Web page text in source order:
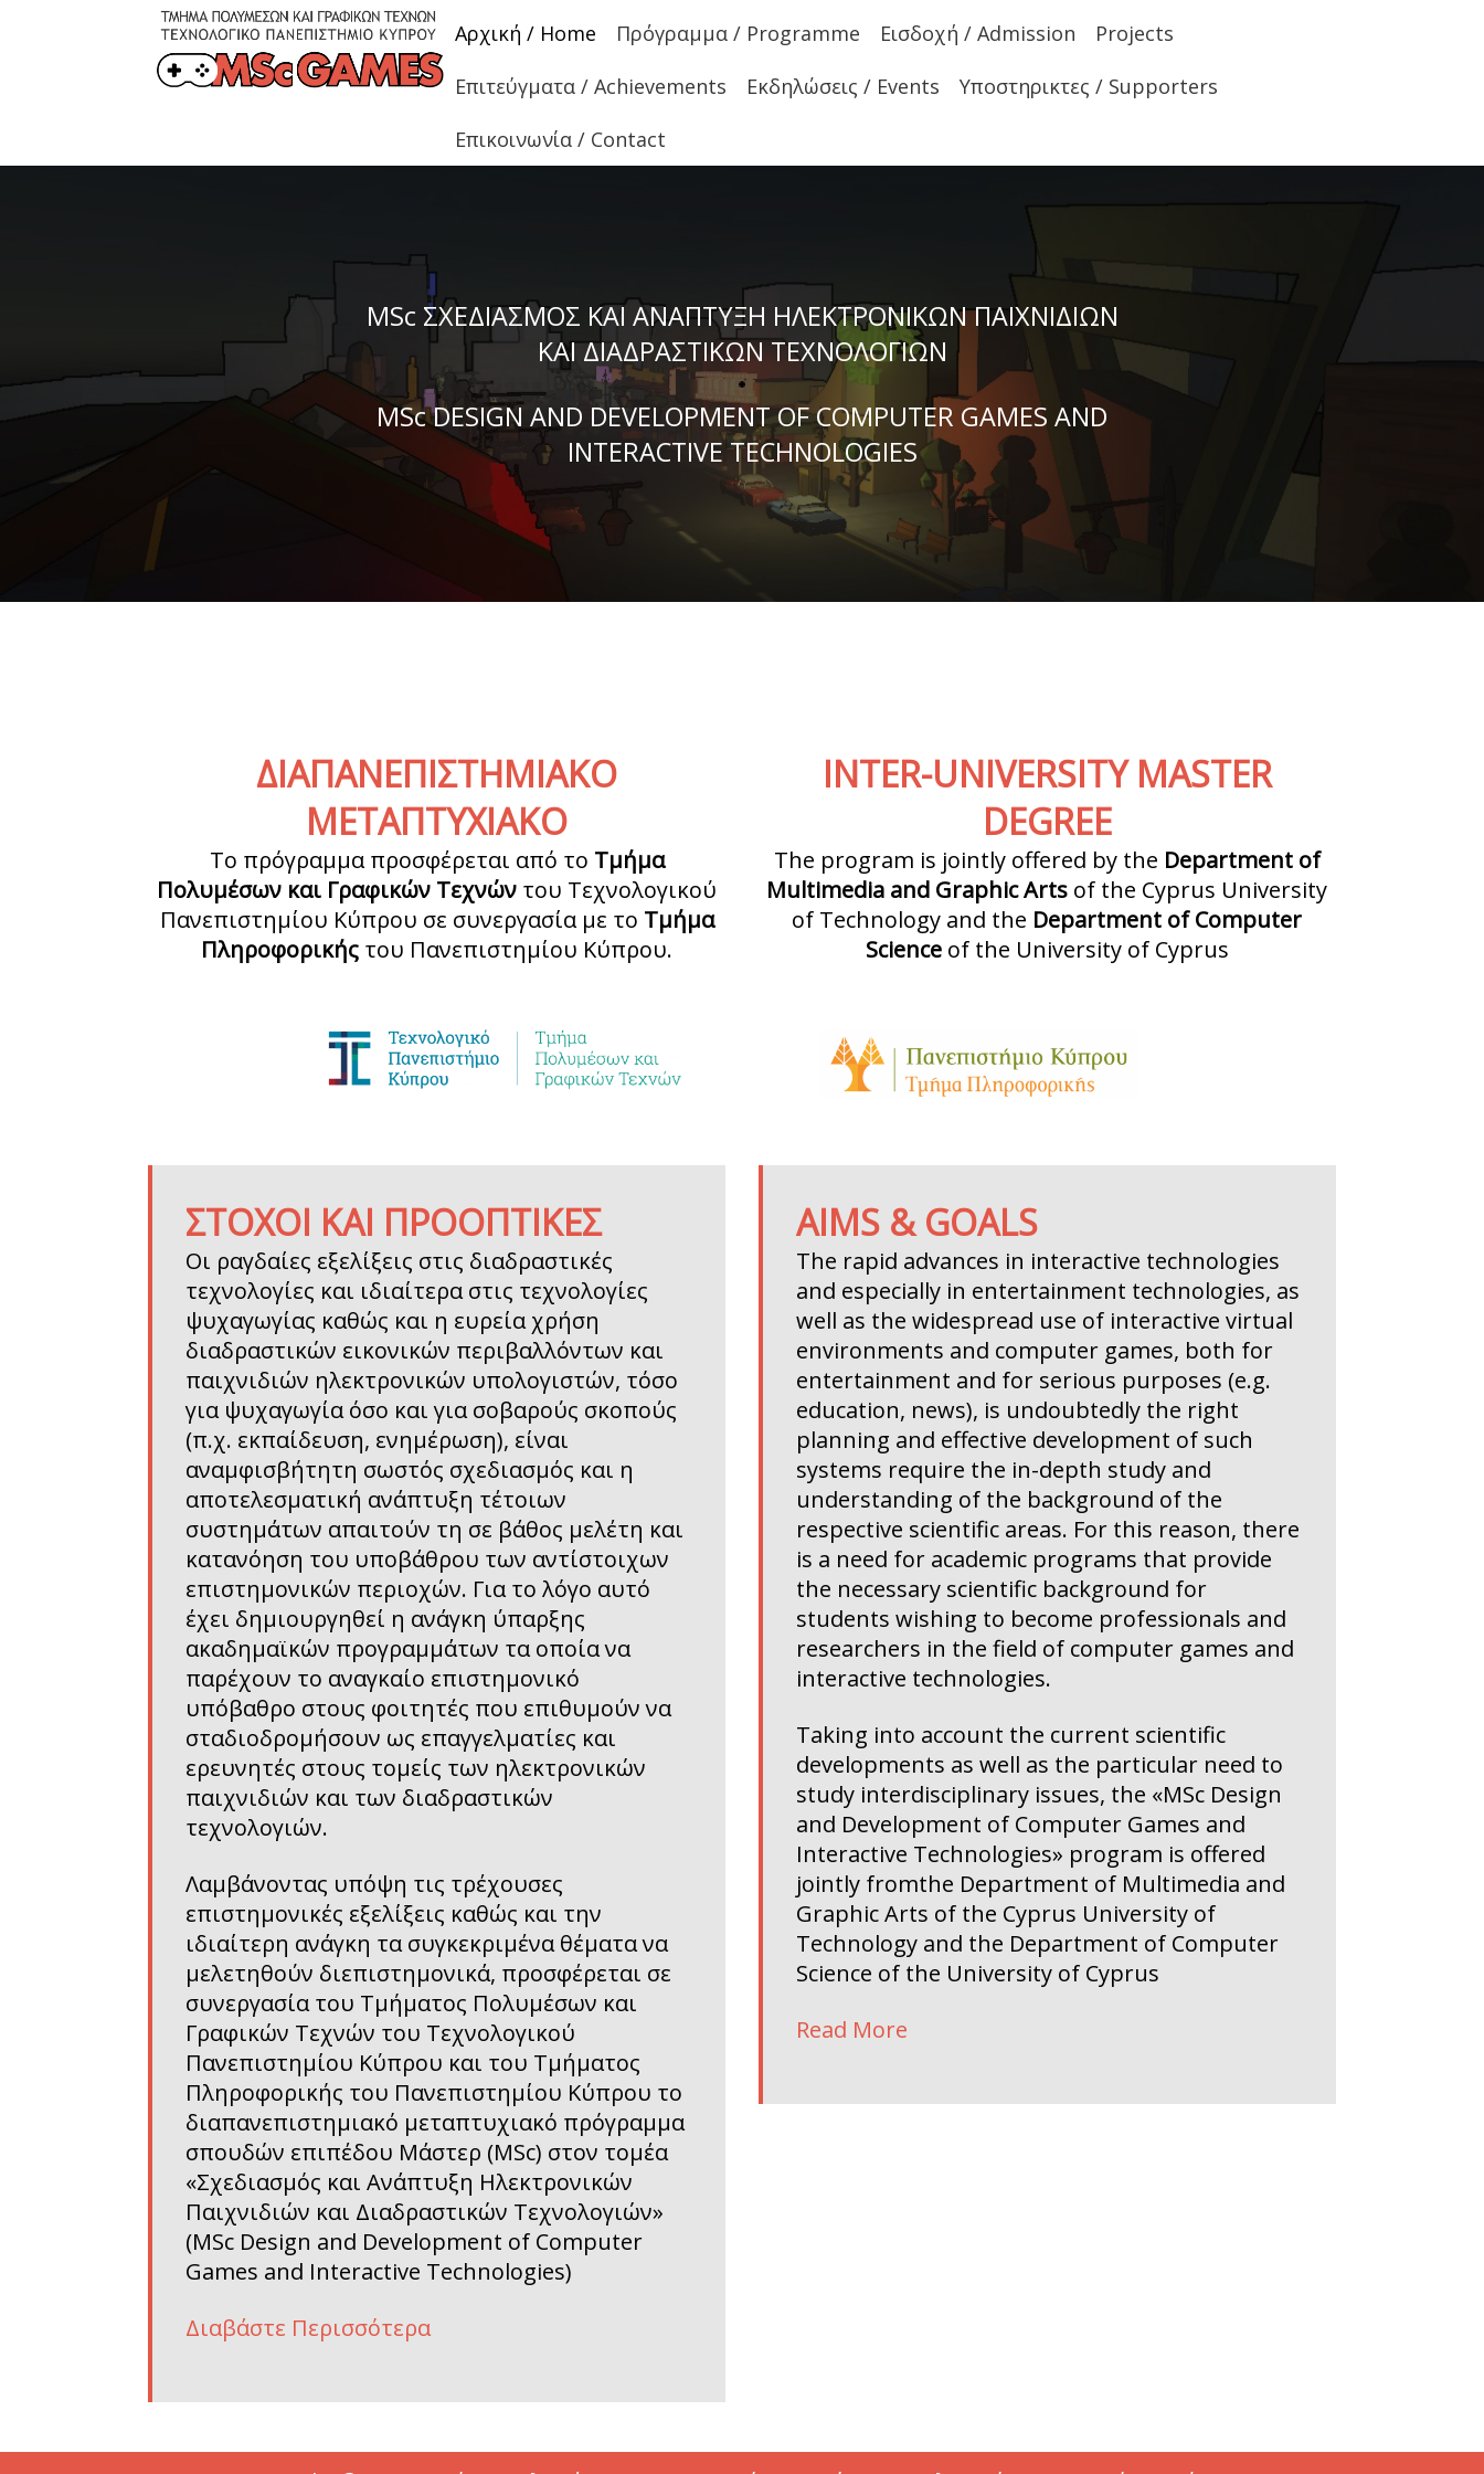
Αρχική / Home Πρόγραμμα / Programme Εισδοχή / Admission
Projects
Επιτεύγματα / Achievements
Εκδηλώσεις / Events
Υποστηρικτες / Supporters
Επικοινωνία / Contact
MSc ΣΧΕΔΙΑΣΜΟΣ ΚΑΙ ΑΝΑΠΤΥΞΗ ΗΛΕΚΤΡΟΝΙΚΩΝ ΠΑΙΧΝΙΔΙΩΝ
ΚΑΙ ΔΙΑΔΡΑΣΤΙΚΩΝ ΤΕΧΝΟΛΟΓΙΩΝ
MSc DESIGN AND DEVELOPMENT OF COMPUTER GAMES AND
INTERACTIVE TECHNOLOGIES
ΔΙΑΠΑΝΕΠΙΣΤΗΜΙΑΚΟ
ΜΕΤΑΠΤΥΧΙΑΚΟ
Το πρόγραμμα προσφέρεται από το Τμήμα
Πολυμέσων και Γραφικών Τεχνών του Τεχνολογικού
Πανεπιστημίου Κύπρου σε συνεργασία με το Τμήμα
Πληροφορικής του Πανεπιστημίου Κύπρου.
INTER-UNIVERSITY MASTER
DEGREE
The program is jointly offered by the Department of
Multimedia and Graphic Arts of the Cyprus University
of Technology and the Department of Computer
Scienceof the University of Cyprus
ΣΤΟΧΟΙ ΚΑΙ ΠΡΟΟΠΤΙΚΕΣ
Οι ραγδαίες εξελίξεις στις διαδραστικές
τεχνολογίες και ιδιαίτερα στις τεχνολογίες
ψυχαγωγίας καθώς και η ευρεία χρήση
διαδραστικών εικονικών περιβαλλόντων και
παιχνιδιών ηλεκτρονικών υπολογιστών, τόσο
για ψυχαγωγία όσο και για σοβαρούς σκοπούς
(π.χ. εκπαίδευση, ενημέρωση), είναι
αναμφισβήτητη σωστός σχεδιασμός και η
αποτελεσματική ανάπτυξη τέτοιων
συστημάτων απαιτούν τη σε βάθος μελέτη και
κατανόηση του υποβάθρου των αντίστοιχων
επιστημονικών περιοχών. Για το λόγο αυτό
έχει δημιουργηθεί η ανάγκη ύπαρξης
ακαδημαϊκών προγραμμάτων τα οποία να
παρέχουν το αναγκαίο επιστημονικό
υπόβαθρο στους φοιτητές που επιθυμούν να
σταδιοδρομήσουν ως επαγγελματίες και
ερευνητές στους τομείς των ηλεκτρονικών
παιχνιδιών και των διαδραστικών
τεχνολογιών.
Λαμβάνοντας υπόψη τις τρέχουσες
επιστημονικές εξελίξεις καθώς και την
ιδιαίτερη ανάγκη τα συγκεκριμένα θέματα να
μελετηθούν διεπιστημονικά, προσφέρεται σε
συνεργασία του Τμήματος Πολυμέσων και
Γραφικών Τεχνών του Τεχνολογικού
Πανεπιστημίου Κύπρου και του Τμήματος
Πληροφορικής του Πανεπιστημίου Κύπρου το
διαπανεπιστημιακό μεταπτυχιακό πρόγραμμα
σπουδών επιπέδου Μάστερ (MSc) στον τομέα
«Σχεδιασμός και Ανάπτυξη Ηλεκτρονικών
Παιχνιδιών και Διαδραστικών Τεχνολογιών»
(MSc Design and Development of Computer
Games and Interactive Technologies)
Διαβάστε Περισσότερα
AIMS & GOALS
The rapid advances in interactive technologies
and especially in entertainment technologies, as
well as the widespread use of interactive virtual
environments and computer games, both for
entertainment and for serious purposes (e.g.
education, news), is undoubtedly the right
planning and effective development of such
systems require the in-depth study and
understanding of the background of the
respective scientific areas. For this reason, there
is a need for academic programs that provide
the necessary scientific background for
students wishing to become professionals and
researchers in the field of computer games and
interactive technologies.
Taking into account the current scientific
developments as well as the particular need to
study interdisciplinary issues, the «MSc Design
and Development of Computer Games and
Interactive Technologies» program is offered
jointly fromthe Department of Multimedia and
Graphic Arts of the Cyprus University of
Technology and the Department of Computer
Science of the University of Cyprus
Read More